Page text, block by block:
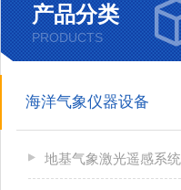
产品分类
PRODUCTS
海洋气象仪器设备
地基气象激光遥感系统